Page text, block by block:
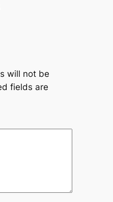
will not be
fields are